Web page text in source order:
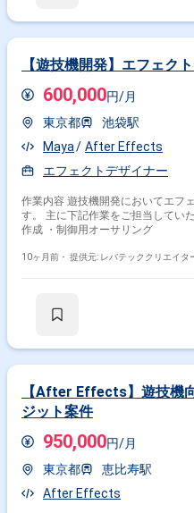
【遊技機開発】エフェク
600,000円/月
東京都
池袋駅
Maya
After Effects
エフェクトデザイナー
作業内容 遊技機開発においてエフ
す。 主に下記作業をご担当していただきます。 ・演出
作成 ・制御用オーサリング
10ヶ月前・ 提供元: レバテッククリエイタ
【After Effects】遊技機
ジット案件
950,000円/月
東京都
恵比寿駅
After Effects